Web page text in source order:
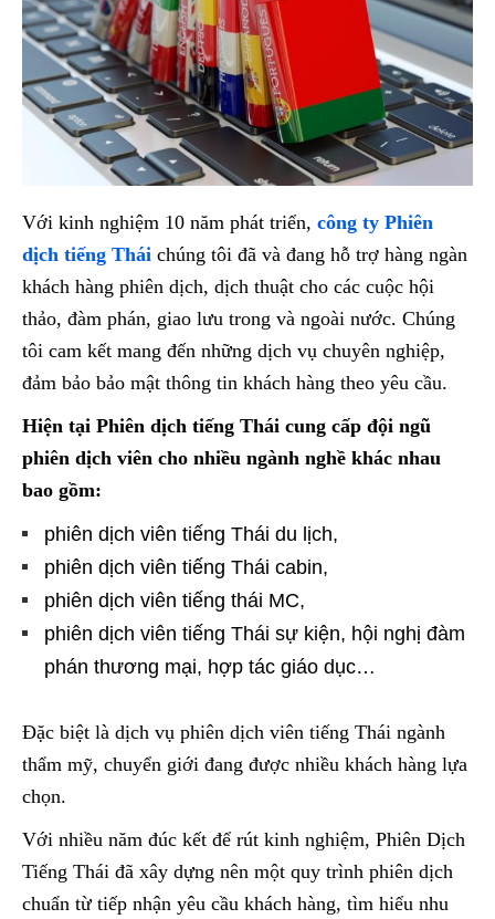
Với kinh nghiệm 10 năm phát triển, công ty Phiên
dịch tiếng Thái chúng tôi đã và đang hỗ trợ hàng ngàn
khách hàng phiên dịch, dịch thuật cho các cuộc hội
thảo, đàm phán, giao lưu trong và ngoài nước. Chúng
tôi cam kết mang đến những dịch vụ chuyên nghiệp,
đảm bảo bảo mật thông tin khách hàng theo yêu cầu.
Hiện tại Phiên dịch tiếng Thái cung cấp đội ngũ
phiên dịch viên cho nhiều ngành nghề khác nhau
bao gồm:
phiên dịch viên tiếng Thái du lịch,
phiên dịch viên tiếng Thái cabin,
phiên dịch viên tiếng thái MC,
phiên dịch viên tiếng Thái sự kiện, hội nghị đàm
phán thương mại, hợp tác giáo dục…
Đặc biệt là dịch vụ phiên dịch viên tiếng Thái ngành
thẩm mỹ, chuyển giới đang được nhiều khách hàng lựa
chọn.
Với nhiều năm đúc kết để rút kinh nghiệm, Phiên Dịch
Tiếng Thái đã xây dựng nên một quy trình phiên dịch
chuẩn từ tiếp nhận yêu cầu khách hàng, tìm hiểu nhu